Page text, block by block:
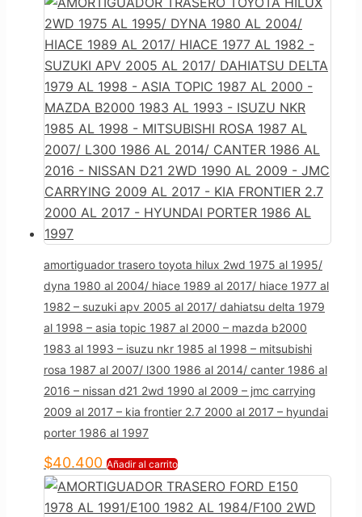
amortiguador trasero toyota hilux 2wd 1975 al 1995/
dyna 1980 al 2004/ hiace 1989 al 2017/ hiace 1977 al
1982 – suzuki apv 2005 al 2017/ dahiatsu delta 1979
al 1998 – asia topic 1987 al 2000 – mazda b2000
1983 al 1993 – isuzu nkr 1985 al 1998 – mitsubishi
rosa 1987 al 2007/ l300 1986 al 2014/ canter 1986 al
2016 – nissan d21 2wd 1990 al 2009 – jmc carrying
2009 al 2017 – kia frontier 2.7 2000 al 2017 – hyundai
porter 1986 al 1997
$40.400 Añadir al carrito